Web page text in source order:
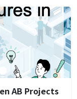
AB Projects